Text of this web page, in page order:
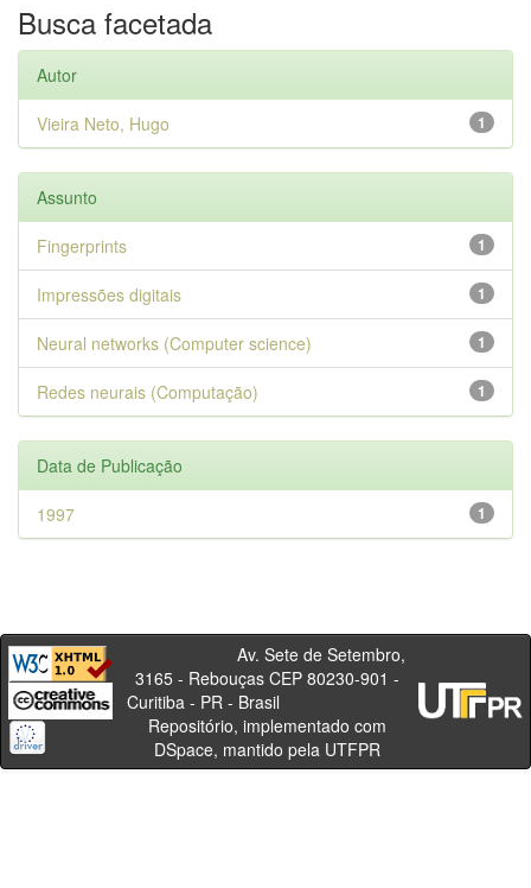
Busca facetada
Autor
1
Vieira Neto, Hugo
Assunto
1
Fingerprints
1
Impressões digitais
1
Neural networks (Computer science)
1
Redes neurais (Computação)
Data de Publicação
1
1997
Av. Sete de Setembro,
3165 - Rebouças CEP 80230-901 -
Curitiba - PR - Brasil
Repositório, implementado com
DSpace, mantido pela UTFPR